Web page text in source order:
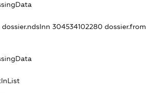
dossier.ndsInn 304534102280dossier.from